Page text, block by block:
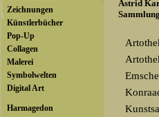
Astrid